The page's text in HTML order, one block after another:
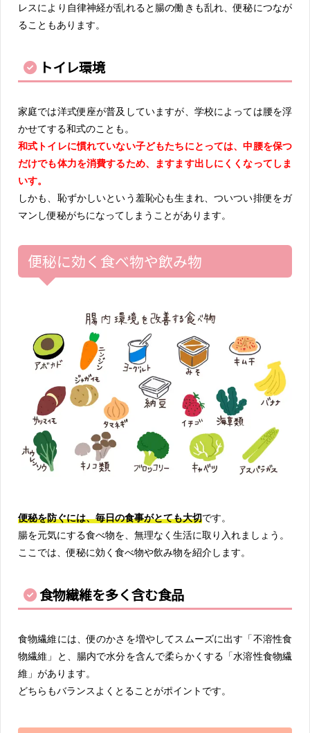
レスにより自律神経が乱れると腸の働きも乱れ、便秘につなが
ることもあります。
トイレ環境
家庭では洋式便座が普及していますが、学校によっては腰を浮
かせてする和式のことも。
和式トイレに慣れていない子どもたちにとっては、中腰を保つ
だけでも体力を消費するため、ますます出しにくくなってしま
いす。
しかも、恥ずかしいという羞恥心も生まれ、ついつい排便をガ
マンし便秘がちになってしまうことがあります。
便秘に効く食べ物や飲み物
便秘を防ぐには、毎日の食事がとても大切です。
腸を元気にする食べ物を、無理なく生活に取り入れましょう。
ここでは、便秘に効く食べ物や飲み物を紹介します。
食物繊維を多く含む食品
食物繊維には、便のかさを増やしてスムーズに出す「不溶性食
物繊維」と、腸内で水分を含んで柔らかくする「水溶性食物繊
維」があります。
どちらもバランスよくとることがポイントです。